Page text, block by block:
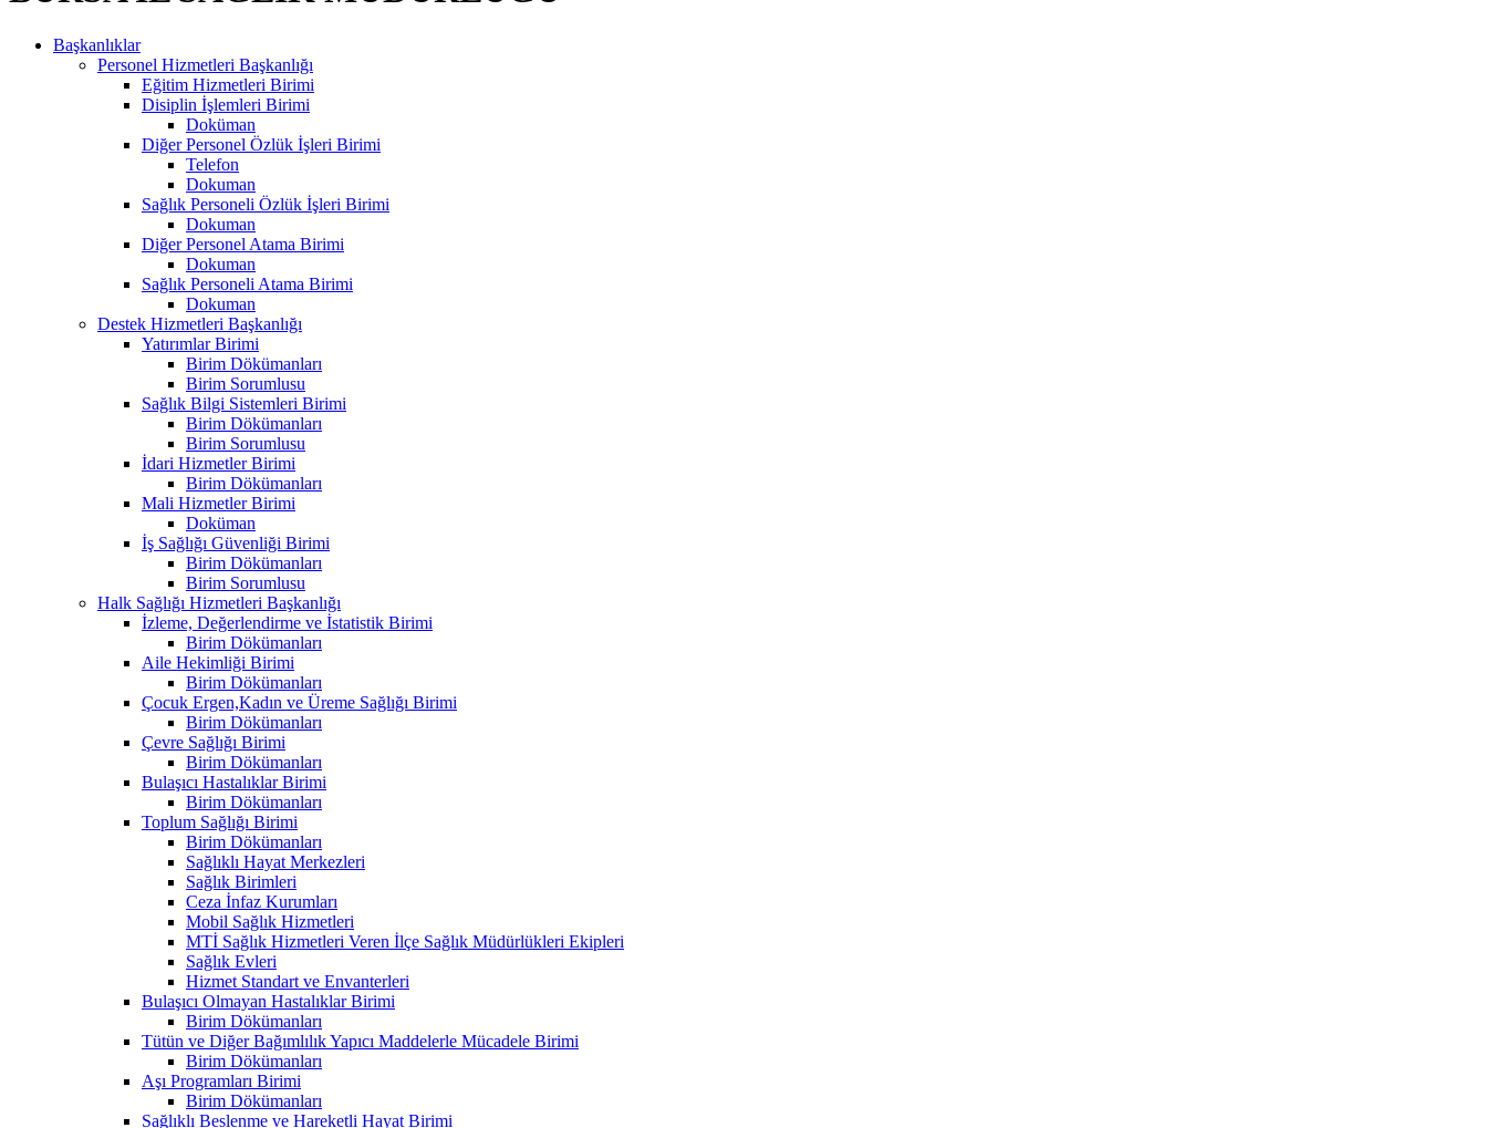
Başkanlıklar
Personel Hizmetleri Başkanlığı
Eğitim Hizmetleri Birimi
Disiplin İşlemleri Birimi
Doküman
Diğer Personel Özlük İşleri Birimi
Telefon
Dokuman
Sağlık Personeli Özlük İşleri Birimi
Dokuman
Diğer Personel Atama Birimi
Dokuman
Sağlık Personeli Atama Birimi
Dokuman
Destek Hizmetleri Başkanlığı
Yatırımlar Birimi
Birim Dökümanları
Birim Sorumlusu
Sağlık Bilgi Sistemleri Birimi
Birim Dökümanları
Birim Sorumlusu
İdari Hizmetler Birimi
Birim Dökümanları
Mali Hizmetler Birimi
Doküman
İş Sağlığı Güvenliği Birimi
Birim Dökümanları
Birim Sorumlusu
Halk Sağlığı Hizmetleri Başkanlığı
İzleme, Değerlendirme ve İstatistik Birimi
Birim Dökümanları
Aile Hekimliği Birimi
Birim Dökümanları
Çocuk Ergen,Kadın ve Üreme Sağlığı Birimi
Birim Dökümanları
Çevre Sağlığı Birimi
Birim Dökümanları
Bulaşıcı Hastalıklar Birimi
Birim Dökümanları
Toplum Sağlığı Birimi
Birim Dökümanları
Sağlıklı Hayat Merkezleri
Sağlık Birimleri
Ceza İnfaz Kurumları
Mobil Sağlık Hizmetleri
MTİ Sağlık Hizmetleri Veren İlçe Sağlık Müdürlükleri Ekipleri
Sağlık Evleri
Hizmet Standart ve Envanterleri
Bulaşıcı Olmayan Hastalıklar Birimi
Birim Dökümanları
Tütün ve Diğer Bağımlılık Yapıcı Maddelerle Mücadele Birimi
Birim Dökümanları
Aşı Programları Birimi
Birim Dökümanları
Sağlıklı Beslenme ve Hareketli Hayat Birimi